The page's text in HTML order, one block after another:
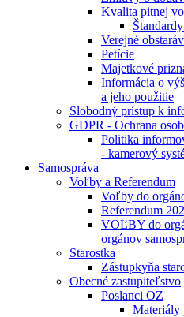
Kvalita pitnej
Verejné
Petície
Majetkové
Informácia o
a jeho použitie
Slobodný prístup k
GDPR - Ochrana
Politika
- kamerový
Samospráva
Voľby a Referendum
Voľby do
Referendum
VOĽBY do
orgánov
Starostka
Zástupkyňa
Obecné zastupiteľstvo
Poslanci OZ
Materiály